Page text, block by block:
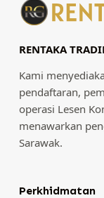
RENTAKA
Kami
pendaftaran,
operasi Lesen
menawarkan
Sarawak.
Perkhidmatan